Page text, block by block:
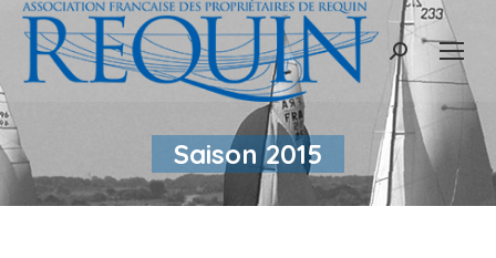
Recherche
Saison 2015